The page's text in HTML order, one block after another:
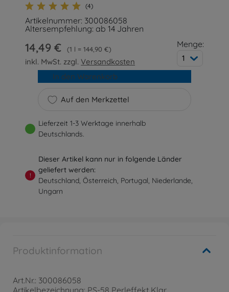
(4)
Artikelnummer: 300086058
Altersempfehlung: ab 14 Jahren
14,49 € 1 l = 144,90 €
inkl. MwSt. zzgl.Versandkosten
Menge:
1
Auf den Merkzettel
In den Warenkorb
Lieferzeit 1-3 Werktage innerhalb
Deutschlands.
!
Dieser Artikel kann nur in folgende Länder
geliefert werden:
Deutschland, Österreich, Portugal, Niederlande,
Ungarn
Produktinformation
Art.Nr.: 300086058
Artikelbezeichnung: PS-58 Perleffekt Klar